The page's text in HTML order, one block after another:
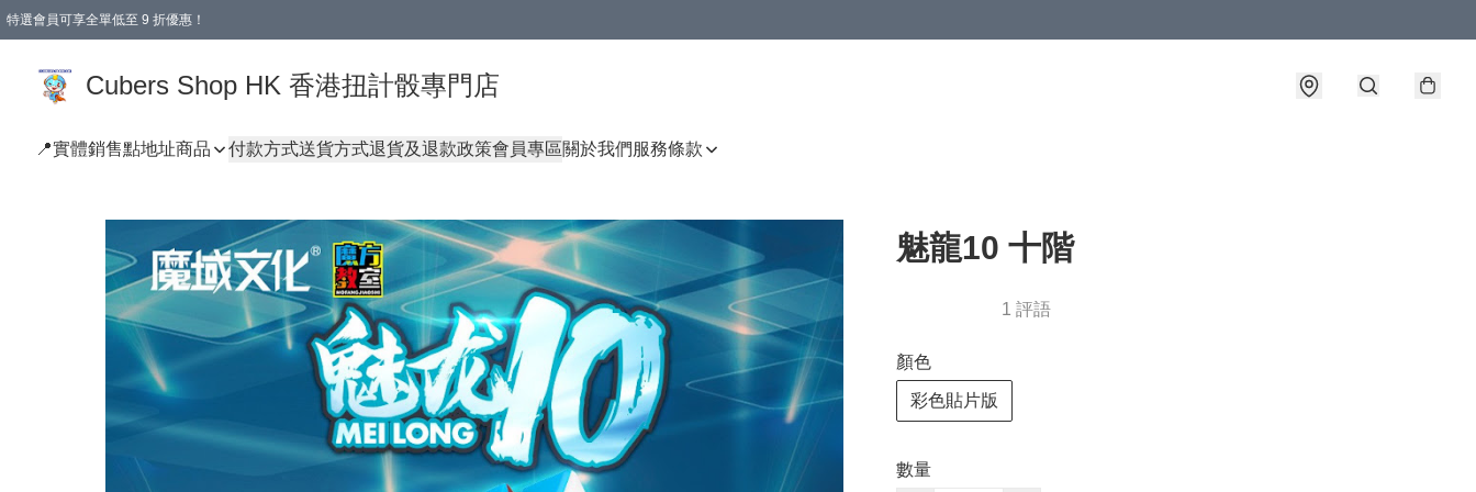
特選會員可享全單低至 9 折優惠！
Cubers Shop HK 香港扭計骰專門店
📍實體銷售點地址商品 付款方式送貨方式退貨及退款政策會員專區關於我們 服務條款
魅龍10 十階
1 評語
顏色
彩色貼片版
數量